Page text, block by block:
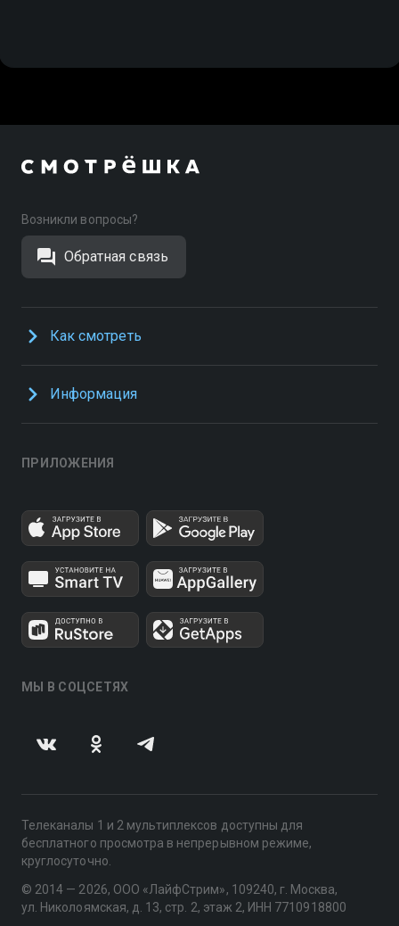
Возникли вопросы?
Обратная связь
Как смотреть
Информация
ПРИЛОЖЕНИЯ
МЫ В СОЦСЕТЯХ
Телеканалы 1 и 2 мультиплексов доступны для
бесплатного просмотра в непрерывном режиме,
круглосуточно.
© 2014 — 2026, ООО «ЛайфСтрим», 109240, г. Москва,
ул. Николоямская, д. 13, стр. 2, этаж 2, ИНН 7710918800